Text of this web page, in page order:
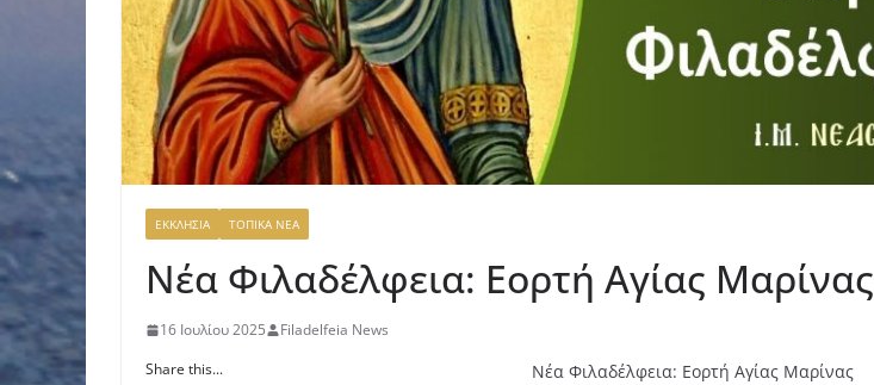
ΕΚΚΛΗΣΙΑ ΤΟΠΙΚΑ ΝΕΑ
Νέα Φιλαδέλφεια: Εορτή Αγίας Μαρίνας
16 Ιουλίου 2025
Filadelfeia News
Share this...
Νέα Φιλαδέλφεια: Εορτή Αγίας Μαρίνας